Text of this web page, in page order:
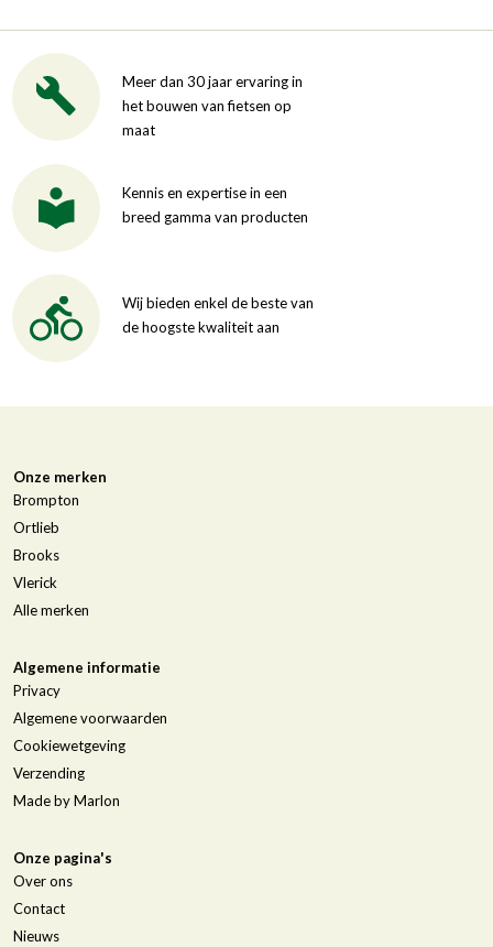
Meer dan 30 jaar ervaring in
het bouwen van fietsen op
maat
Kennis en expertise in een
breed gamma van producten
Wij bieden enkel de beste van
de hoogste kwaliteit aan
Onze merken
Brompton
Ortlieb
Brooks
Vlerick
Alle merken
Algemene informatie
Privacy
Algemene voorwaarden
Cookiewetgeving
Verzending
Made by Marlon
Onze pagina's
Over ons
Contact
Nieuws